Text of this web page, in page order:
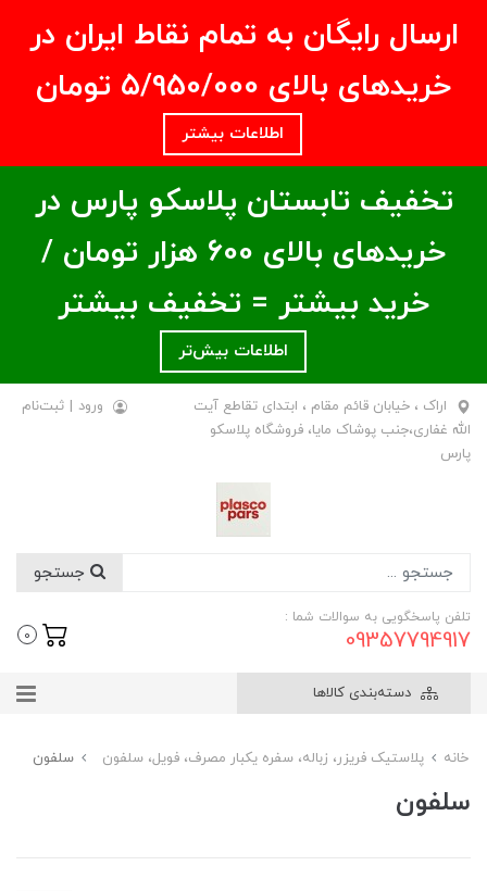
ارسال رایگان به تمام نقاط ایران در
خریدهای بالای ۵/950/000 تومان
اطلاعات بیشتر
تخفیف تابستان پلاسکو پارس در
خریدهای بالای ۶00 هزار تومان /
خرید بیشتر = تخفیف بیشتر
اطلاعات بیش‌تر
اراک ، خیابان قائم مقام ، ابتدای تقاطع آیت
الله غفاری،جنب پوشاک مایا، فروشگاه پلاسکو
پارس
ورود | ثبت‌نام
تلفن پاسخگویی به سوالات شما :
09357794917
0
دسته‌بندی کالاها
خانه پلاستیک فریزر، زباله، سفره یکبار مصرف، فویل، سلفون سلفون
سلفون